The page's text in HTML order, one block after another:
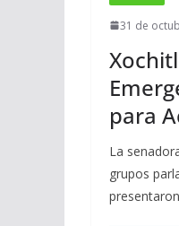
31 de
para
La
grupos